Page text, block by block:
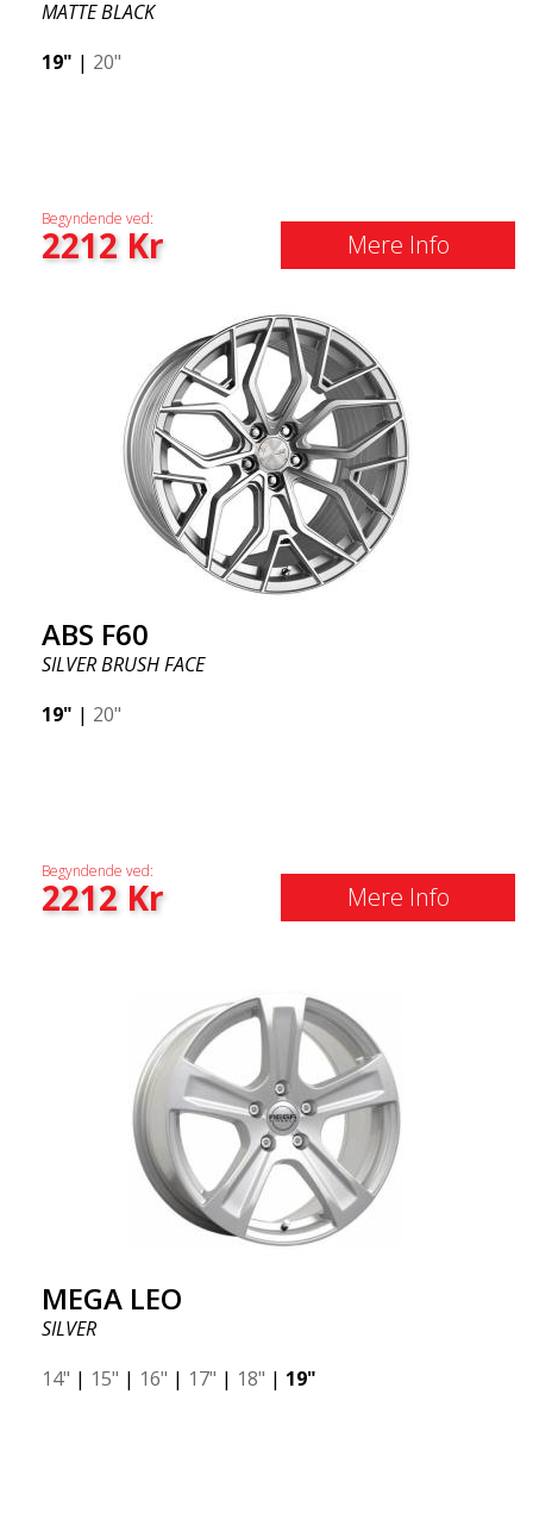
MATTE BLACK
19" | 20"
Begyndende ved:
2212Kr Mere Info
ABS F60
SILVER BRUSH FACE
19" | 20"
Begyndende ved:
2212Kr Mere Info
MEGA LEO
SILVER
14" | 15" | 16" | 17" | 18" | 19"